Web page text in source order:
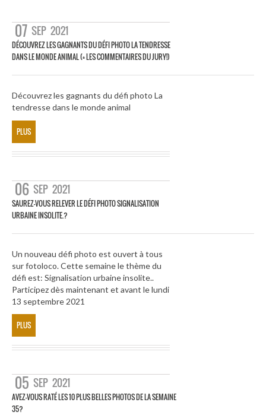
07 SEP 2021
DÉCOUVREZ LES GAGNANTS DU DÉFI PHOTO LA TENDRESSE
DANS LE MONDE ANIMAL (+ LES COMMENTAIRES DU JURY!)
Découvrez les gagnants du défi photo La
tendresse dans le monde animal
PLUS
06 SEP 2021
SAUREZ-VOUS RELEVER LE DÉFI PHOTO SIGNALISATION
URBAINE INSOLITE.?
Un nouveau défi photo est ouvert à tous
sur fotoloco. Cette semaine le thème du
défi est: Signalisation urbaine insolite..
Participez dès maintenant et avant le lundi
13 septembre 2021
PLUS
05 SEP 2021
AVEZ-VOUS RATÉ LES 10 PLUS BELLES PHOTOS DE LA SEMAINE
35?